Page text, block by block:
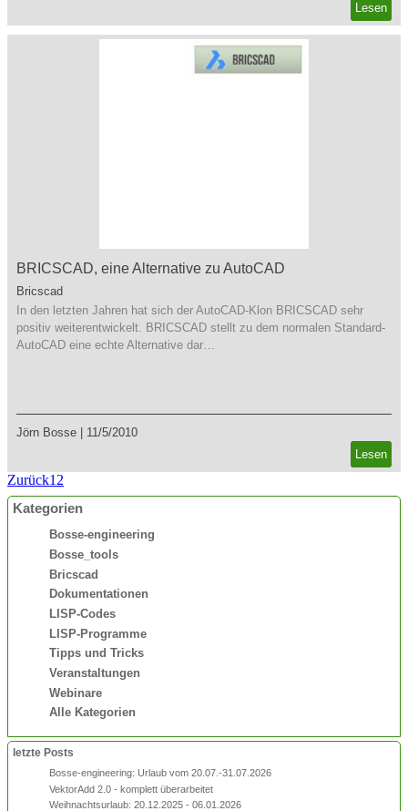
Lesen
BRICSCAD, eine Alternative zu AutoCAD
Bricscad
In den letzten Jahren hat sich der AutoCAD-Klon BRICSCAD sehr
positiv weiterentwickelt. BRICSCAD stellt zu dem normalen Standard-
AutoCAD eine echte Alternative dar…
Jörn Bosse
11/5/2010
Lesen
Zurück1 2
Kategorien
Bosse-engineering
Bosse_tools
Bricscad
Dokumentationen
LISP-Codes
LISP-Programme
Tipps und Tricks
Veranstaltungen
Webinare
Alle Kategorien
letzte Posts
Bosse-engineering: Urlaub vom 20.07.-31.07.2026
VektorAdd 2.0 - komplett überarbeitet
Weihnachtsurlaub: 20.12.2025 - 06.01.2026